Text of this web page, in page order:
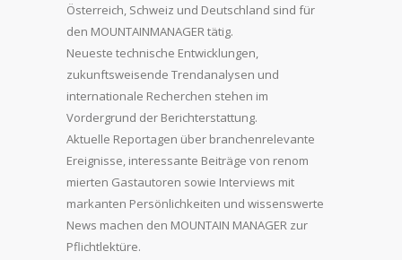
Österreich, Schweiz und Deutschland sind für
den MOUNTAINMANAGER tätig.
Neueste technische Entwicklungen,
zukunftsweisende Trendanalysen und
internationale Recherchen stehen im
Vordergrund der Berichterstattung.
Aktuelle Reportagen über branchenrelevante
Ereignisse, interessante Beiträge von renom
mierten Gastautoren sowie Interviews mit
markanten Persönlichkeiten und wissenswerte
News machen den MOUNTAIN MANAGER zur
Pflichtlektüre.